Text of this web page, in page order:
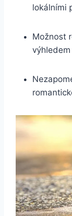
lokálními
Možnost